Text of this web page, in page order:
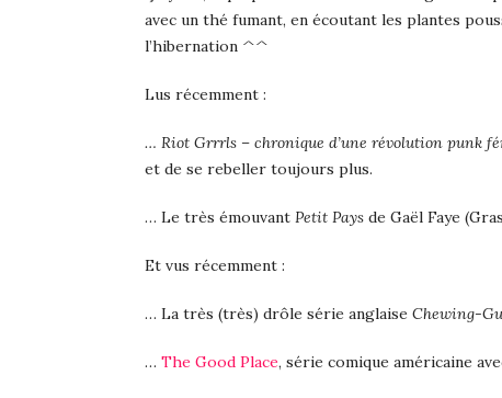
avec un thé fumant, en écoutant les plantes
l’hibernation ^^
Lus récemment :
… Riot Grrrls – chronique d’une révolution punk
et de se rebeller toujours plus.
… Le très émouvant Petit Pays de Gaël Faye
Et vus récemment :
… La très (très) drôle série anglaise Chewing-
… The Good Place, série comique américaine